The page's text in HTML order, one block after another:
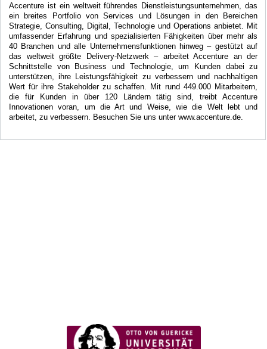
Accenture ist ein weltweit führendes Dienstleistungsunternehmen, das
ein breites Portfolio von Services und Lösungen in den Bereichen
Strategie, Consulting, Digital, Technologie und Operations anbietet. Mit
umfassender Erfahrung und spezialisierten Fähigkeiten über mehr als
40 Branchen und alle Unternehmensfunktionen hinweg – gestützt auf
das weltweit größte Delivery-Netzwerk – arbeitet Accenture an der
Schnittstelle von Business und Technologie, um Kunden dabei zu
unterstützen, ihre Leistungsfähigkeit zu verbessern und nachhaltigen
Wert für ihre Stakeholder zu schaffen. Mit rund 449.000 Mitarbeitern,
die für Kunden in über 120 Ländern tätig sind, treibt Accenture
Innovationen voran, um die Art und Weise, wie die Welt lebt und
arbeitet, zu verbessern. Besuchen Sie uns unter www.accenture.de.